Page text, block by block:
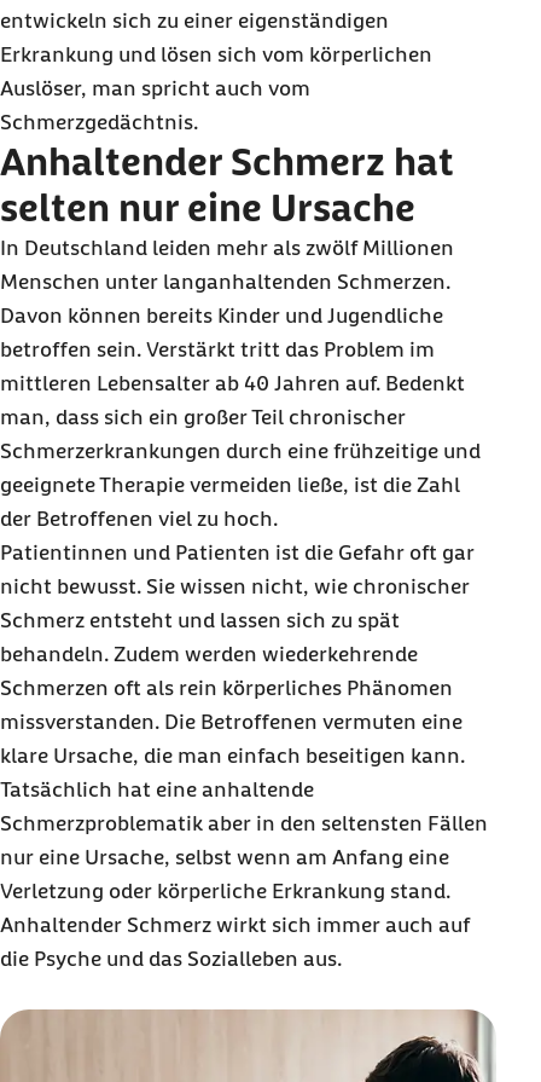
entwickeln sich zu einer eigenständigen
Erkrankung und lösen sich vom körperlichen
Auslöser, man spricht auch vom
Schmerzgedächtnis.
Anhaltender Schmerz hat
selten nur eine Ursache
In Deutschland leiden mehr als zwölf Millionen
Menschen unter langanhaltenden Schmerzen.
Davon können bereits Kinder und Jugendliche
betroffen sein. Verstärkt tritt das Problem im
mittleren Lebensalter ab 40 Jahren auf. Bedenkt
man, dass sich ein großer Teil chronischer
Schmerzerkrankungen durch eine frühzeitige und
geeignete Therapie vermeiden ließe, ist die Zahl
der Betroffenen viel zu hoch.
Patientinnen und Patienten ist die Gefahr oft gar
nicht bewusst. Sie wissen nicht, wie chronischer
Schmerz entsteht und lassen sich zu spät
behandeln. Zudem werden wiederkehrende
Schmerzen oft als rein körperliches Phänomen
missverstanden. Die Betroffenen vermuten eine
klare Ursache, die man einfach beseitigen kann.
Tatsächlich hat eine anhaltende
Schmerzproblematik aber in den seltensten Fällen
nur eine Ursache, selbst wenn am Anfang eine
Verletzung oder körperliche Erkrankung stand.
Anhaltender Schmerz wirkt sich immer auch auf
die Psyche und das Sozialleben aus.